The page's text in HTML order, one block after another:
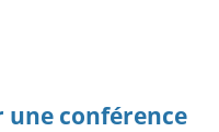
une conférence